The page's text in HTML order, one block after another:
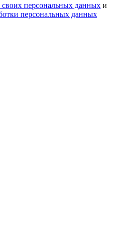
своих персональных данных и
персональных данных